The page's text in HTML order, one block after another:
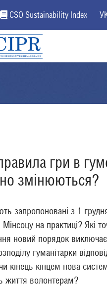
CSO Sustainability Index
гри в
змінюються?
запропоновані з 1
на практиці? Які
новий порядок
гуманітарки
кінець кінцем нова
життя волонтерам?